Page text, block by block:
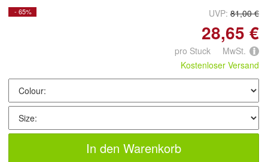
- 65% UVP: 81,00 €
28,65 €
pro Stuck MwSt.
Kostenloser Versand
In den Warenkorb